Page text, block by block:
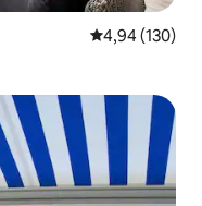
4,94 de
4,94 (130)